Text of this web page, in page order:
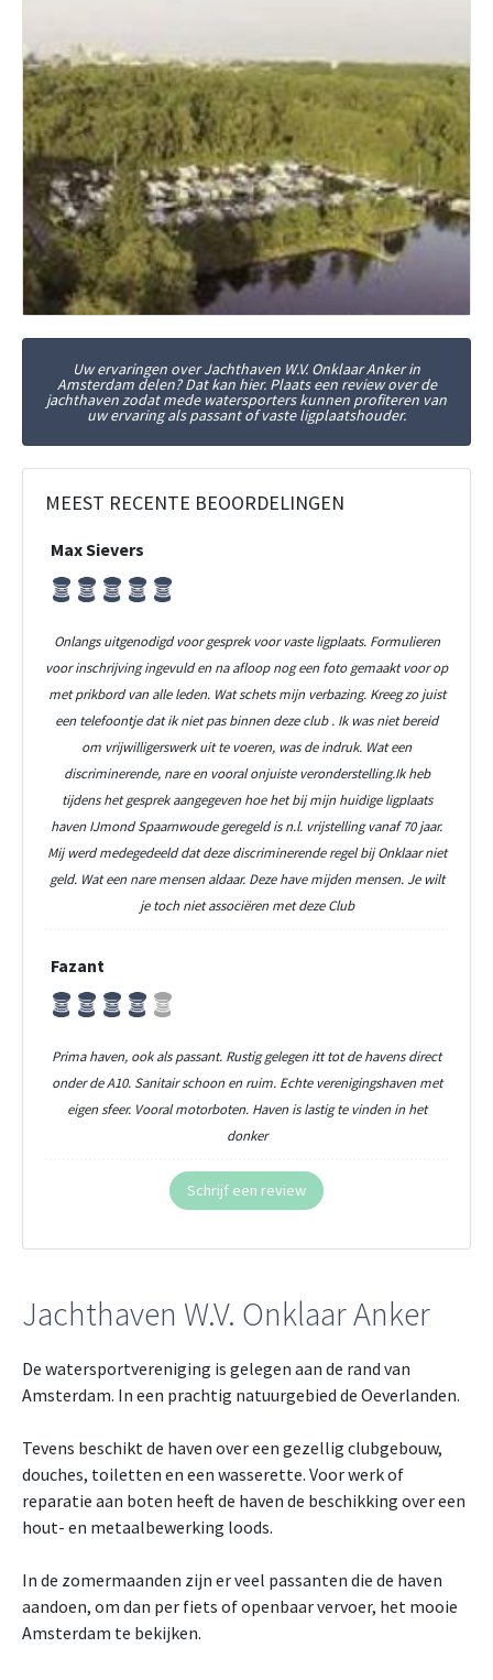
Uw ervaringen over Jachthaven W.V. Onklaar Anker in
Amsterdam delen? Dat kan hier. Plaats een review over de
jachthaven zodat mede watersporters kunnen profiteren van
uw ervaring als passant of vaste ligplaatshouder.
MEEST RECENTE BEOORDELINGEN
Max Sievers
Onlangs uitgenodigd voor gesprek voor vaste ligplaats. Formulieren
voor inschrijving ingevuld en na afloop nog een foto gemaakt voor op
met prikbord van alle leden. Wat schets mijn verbazing. Kreeg zo juist
een telefoontje dat ik niet pas binnen deze club . Ik was niet bereid
om vrijwilligerswerk uit te voeren, was de indruk. Wat een
discriminerende, nare en vooral onjuiste veronderstelling.Ik heb
tijdens het gesprek aangegeven hoe het bij mijn huidige ligplaats
haven IJmond Spaarnwoude geregeld is n.l. vrijstelling vanaf 70 jaar.
Mij werd medegedeeld dat deze discriminerende regel bij Onklaar niet
geld. Wat een nare mensen aldaar. Deze have mijden mensen. Je wilt
je toch niet associëren met deze Club
Fazant
Prima haven, ook als passant. Rustig gelegen itt tot de havens direct
onder de A10. Sanitair schoon en ruim. Echte verenigingshaven met
eigen sfeer. Vooral motorboten. Haven is lastig te vinden in het
donker
Schrijf een review
Jachthaven W.V. Onklaar Anker
De watersportvereniging is gelegen aan de rand van
Amsterdam. In een prachtig natuurgebied de Oeverlanden.
Tevens beschikt de haven over een gezellig clubgebouw,
douches, toiletten en een wasserette. Voor werk of
reparatie aan boten heeft de haven de beschikking over een
hout- en metaalbewerking loods.
In de zomermaanden zijn er veel passanten die de haven
aandoen, om dan per fiets of openbaar vervoer, het mooie
Amsterdam te bekijken.